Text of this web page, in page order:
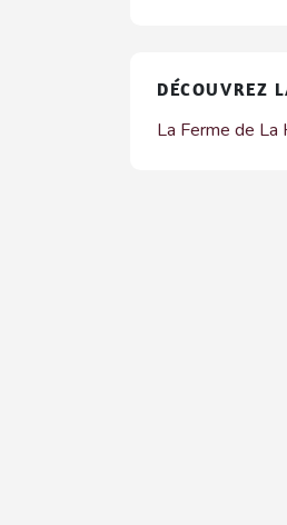
DÉCOUVREZ
La Ferme de La